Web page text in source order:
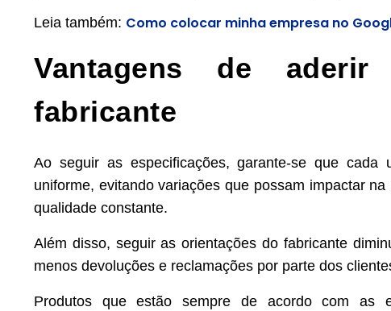
Leia também: Como colocar minha empresa no
Vantagens de
fabricante
Ao seguir as especificações, garante-se que
uniforme, evitando variações que possam impactar
qualidade constante.
Além disso, seguir as orientações do fabricante
menos devoluções e reclamações por parte dos
Produtos que estão sempre de acordo com as